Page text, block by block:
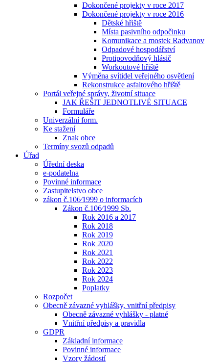
Dokončené projekty v roce 2017
Dokončené projekty v roce 2016
Dětské hřiště
Místa pasivního odpočinku
Komunikace a mostek Radvanov
Odpadové hospodářství
Protipovodňový hlásič
Workoutové hřiště
Výměna svítidel veřejného osvětlení
Rekonstrukce asfaltového hřiště
Portál veřejné správy, životní situace
JAK ŘEŠIT JEDNOTLIVÉ SITUACE
Formuláře
Univerzální form.
Ke stažení
Znak obce
Termíny svozů odpadů
Úřad
Úřední deska
e-podatelna
Povinné informace
Zastupitelstvo obce
zákon č.106⁄1999 o informacích
Zákon č.106⁄1999 Sb.
Rok 2016 a 2017
Rok 2018
Rok 2019
Rok 2020
Rok 2021
Rok 2022
Rok 2023
Rok 2024
Poplatky
Rozpočet
Obecně závazné vyhlášky, vnitřní předpisy
Obecně závazné vyhlášky - platné
Vnitřní předpisy a pravidla
GDPR
Základní informace
Povinné informace
Vzory žádostí